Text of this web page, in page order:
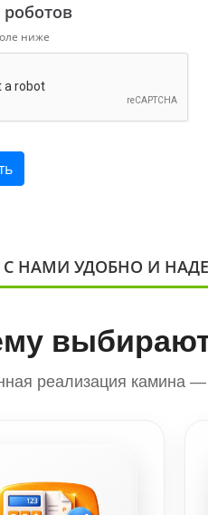
ниже
НАМИ УДОБНО И
реализация камина —